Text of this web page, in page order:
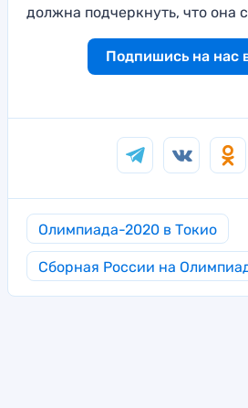
должна подчеркнуть, что она
Подпишись на нас
Олимпиада-2020 в Токио
Сборная России на